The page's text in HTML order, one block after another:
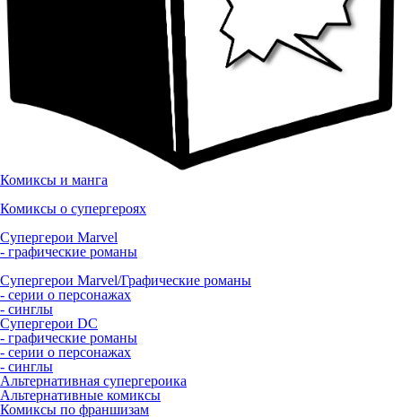
Комиксы и манга
Комиксы о супергероях
Супергерои Marvel
- графические романы
Супергерои Marvel/Графические романы
- серии о персонажах
- синглы
Супергерои DC
- графические романы
- серии о персонажах
- синглы
Альтернативная супергероика
Альтернативные комиксы
Комиксы по франшизам